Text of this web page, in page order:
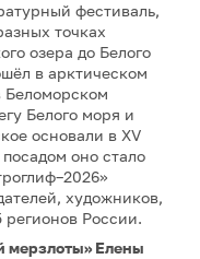
фестиваль,
точках
озера до Белого
в арктическом
Беломорском
Белого моря и
основали в XV
оно стало
художников,
регионов России.
мерзлоты» Елены